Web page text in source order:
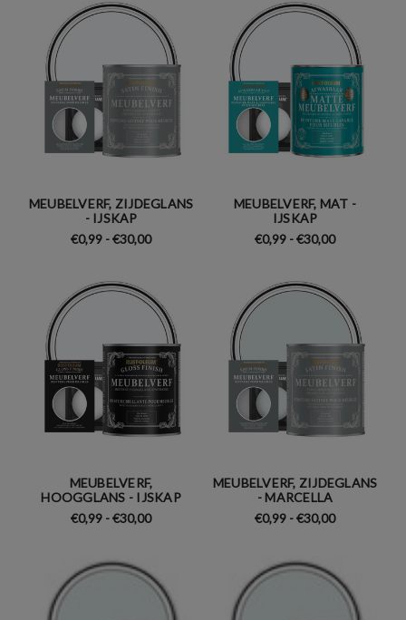
MEUBELVERF, ZIJDEGLANS
- IJSKAP
€0,99 - €30,00
MEUBELVERF, MAT -
IJSKAP
€0,99 - €30,00
MEUBELVERF,
HOOGGLANS - IJSKAP
€0,99 - €30,00
MEUBELVERF, ZIJDEGLANS
- MARCELLA
€0,99 - €30,00